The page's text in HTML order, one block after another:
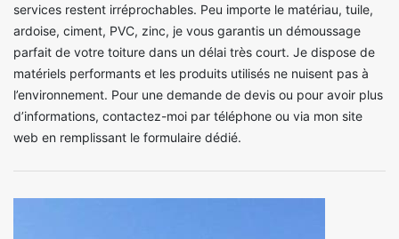
services restent irréprochables. Peu importe le matériau, tuile,
ardoise, ciment, PVC, zinc, je vous garantis un démoussage
parfait de votre toiture dans un délai très court. Je dispose de
matériels performants et les produits utilisés ne nuisent pas à
l’environnement. Pour une demande de devis ou pour avoir plus
d’informations, contactez-moi par téléphone ou via mon site
web en remplissant le formulaire dédié.